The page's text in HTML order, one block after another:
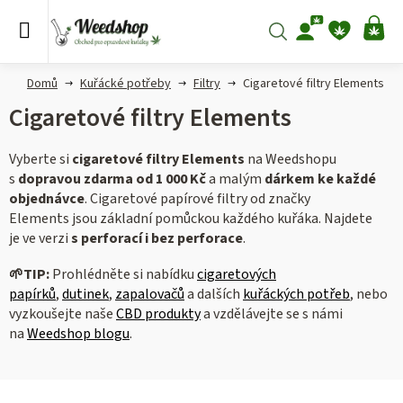
Hledat
Domů Kuřácké potřeby Filtry Cigaretové filtry Elements
Cigaretové filtry Elements
Vyberte si cigaretové filtry Elements na Weedshopu
s dopravou zdarma od 1 000 Kča malým dárkem ke každé
objednávce.Cigaretové papírové filtry od značky
Elements jsou základní pomůckou každého kuřáka. Najdete
je ve verzis perforací i bez perforace.
🌱TIP:Prohlédněte si nabídkucigaretových
papírků,dutinek, zapalovačůa dalších kuřáckých potřeb, nebo
vyzkoušejte našeCBD produktya vzdělávejte se s námi
naWeedshop blogu.